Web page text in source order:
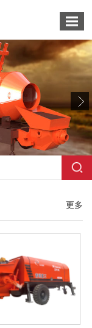
更多